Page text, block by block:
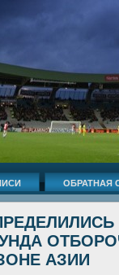
ОБРАТНАЯ
АЗИИ